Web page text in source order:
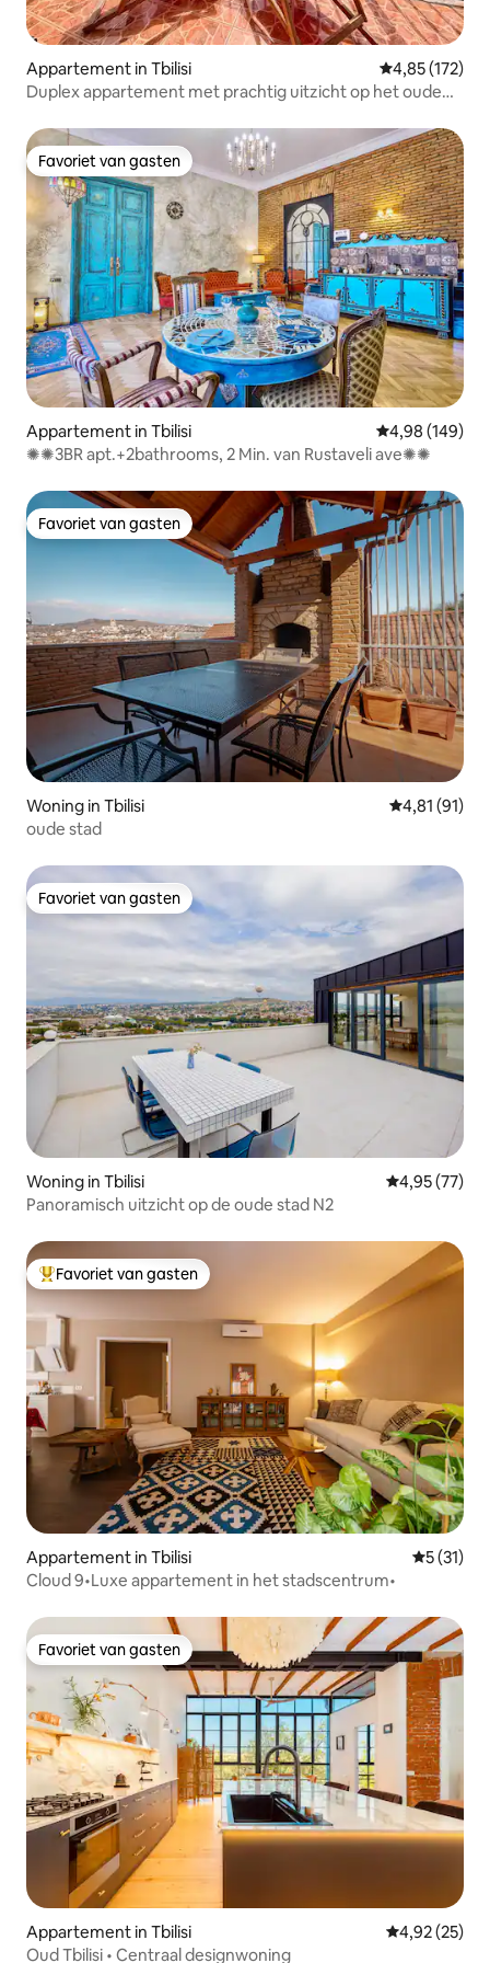
Appartement in Tbilisi Gemiddelde
4,85 (172)
Duplex appartement met prachtig uitzicht op het oude
Favoriet van gasten
Favoriet van gasten
Appartement in Tbilisi Gemiddelde
4,98 (149)
✺✺3BR apt.+2bathrooms, 2 Min. van Rustaveli ave✺✺
Favoriet van gasten
Favoriet van gasten
Woning in Tbilisi Gemiddelde
4,81 (91)
oude stad
Favoriet van gasten
Favoriet van gasten
Woning in Tbilisi Gemiddelde
4,95 (77)
Panoramisch uitzicht op de oude stad N2
Topfavoriet van gasten
Favoriet van gasten
Appartement in Tbilisi
5 (31)
Cloud 9•Luxe appartement in het stadscentrum•
Favoriet van gasten
Favoriet van gasten
Appartement in Tbilisi Gemiddelde
4,92 (25)
Oud Tbilisi • Centraal designwoning